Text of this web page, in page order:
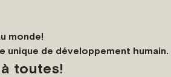
monde!
unique de développement humain.
toutes!